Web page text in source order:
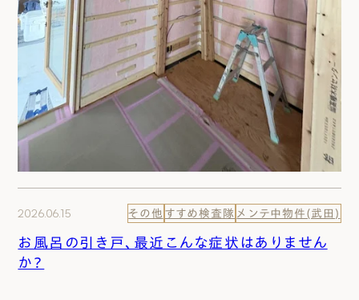
2026.06.15 その他 すすめ検査隊 メンテ中物件(武田)
お風呂の引き戸、最近こんな症状はありません
か？